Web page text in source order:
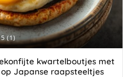
5 (1)
kwartelboutjes met
Japanse raapsteeltjes